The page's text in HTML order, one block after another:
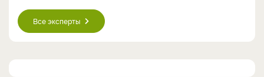
Все эксперты